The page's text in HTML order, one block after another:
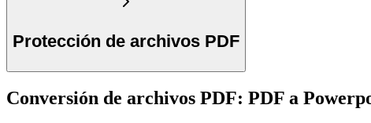
Protección de archivos PDF
Conversión de archivos PDF: PDF a